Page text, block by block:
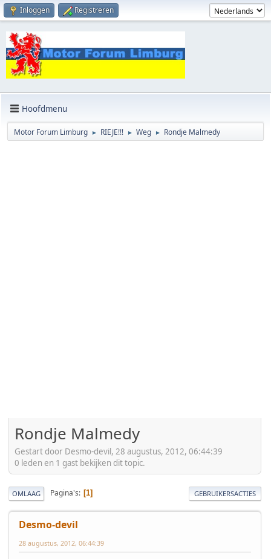
Inloggen Registreren
Hoofdmenu
Motor Forum Limburg ► RIEJE!!! ► Weg ► Rondje Malmedy
Rondje Malmedy
Gestart door Desmo-devil, 28 augustus, 2012, 06:44:39
0 leden en 1 gast bekijken dit topic.
OMLAAG Pagina's 1 GEBRUIKERSACTIES
Desmo-devil
28 augustus, 2012, 06:44:39